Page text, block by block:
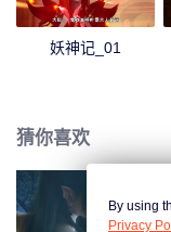
妖神记_01
猜你喜欢
By using
Privacy